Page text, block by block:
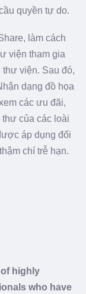
quyền tự do.
làm cách
viện tham gia
viện. Sau đó,
dạng đồ họa
các ưu đãi,
của các loài
áp dụng đối
chí trễ hạn.
of highly
who have